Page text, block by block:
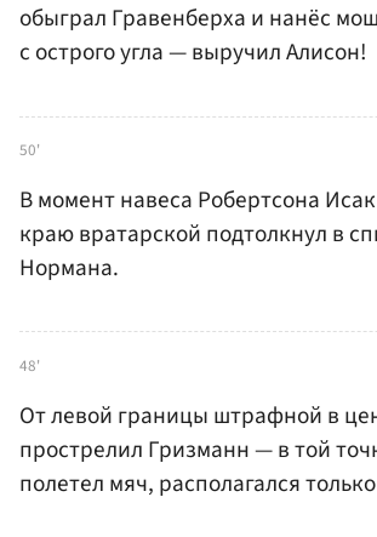
обыграл Гравенберха и нанёс
с острого угла — выручил Алисон!
50'
В момент навеса Робертсона
краю вратарской подтолкнул в
Нормана.
48'
От левой границы штрафной в
прострелил Гризманн — в той
полетел мяч, располагался